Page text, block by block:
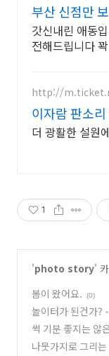
부산 신점만
상등정
갓신내린 애동
전해드립니다
http://
이자람 판소
다
더 광활한 설원
1
'photo story'
봄이 왔어요.
(0)
놀이터가 된건가?
썩 기분 좋지는 않
(0)
나뭇가지로 그리